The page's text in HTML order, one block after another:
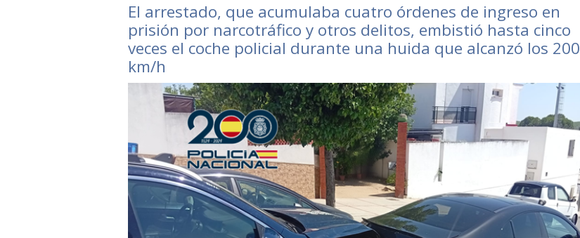
El arrestado, que acumulaba cuatro órdenes de ingreso en
prisión por narcotráfico y otros delitos, embistió hasta cinco
veces el coche policial durante una huida que alcanzó los 200
km/h